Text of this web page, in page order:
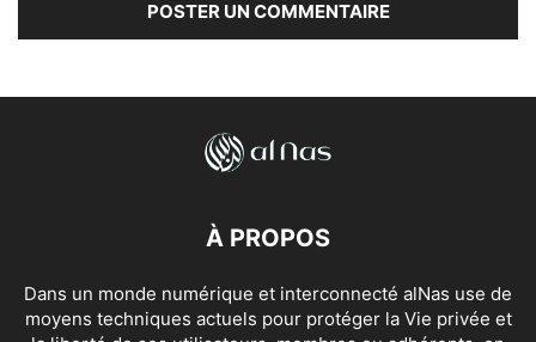
À PROPOS
Dans un monde numérique et interconnecté alNas use de
moyens techniques actuels pour protéger la Vie privée et